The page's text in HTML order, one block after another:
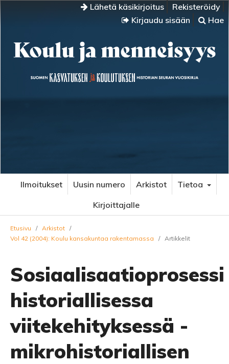
Lähetä käsikirjoitus
Rekisteröidy
Kirjaudu sisään
Hae
Ilmoitukset Uusin numero Arkistot
Tietoa
Kirjoittajalle
Etusivu / Arkistot /
Vol 42 (2004): Koulu kansakuntaa rakentamassa
/ Artikkelit
Sosiaalisaatioprosessi
historiallisessa
viitekehityksessä -
mikrohistoriallisen